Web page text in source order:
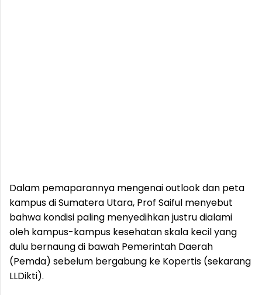
Dalam pemaparannya mengenai outlook dan peta
kampus di Sumatera Utara, Prof Saiful menyebut
bahwa kondisi paling menyedihkan justru dialami
oleh kampus-kampus kesehatan skala kecil yang
dulu bernaung di bawah Pemerintah Daerah
(Pemda) sebelum bergabung ke Kopertis (sekarang
LLDikti).